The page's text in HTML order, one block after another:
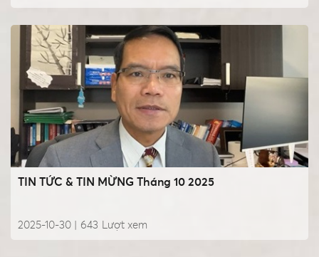
TIN TỨC & TIN MỪNG Tháng 10 2025
2025-10-30 | Lượt xem
643